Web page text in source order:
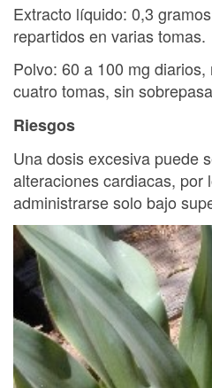
Extracto líquido: 0,3
repartidos en varias tomas.
Polvo: 60 a 100 mg
cuatro tomas, sin
Riesgos
Una dosis excesiva puede
alteraciones cardiacas, por
administrarse solo bajo